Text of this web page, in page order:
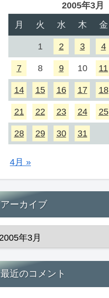
2005年3月
月
火 水 木 金
1 2 3 4
7 8 9 10 11
14 15 16 17 18
21 22 23 24 25
28 29 30 31
4月 »
アーカイブ
最近のコメント